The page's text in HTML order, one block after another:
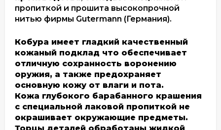
пропиткой и прошита высокопрочной
нитью фирмы Gutermann (Германия).
Кобура имеет гладкий качественный
кожаный подклад что обеспечивает
отличную сохранность воронению
оружия, а также предохраняет
основную кожу от влаги и пота.
Кожа глубокого барабанного крашения
с специальной лаковой пропиткой не
окрашивает окружающие предметы.